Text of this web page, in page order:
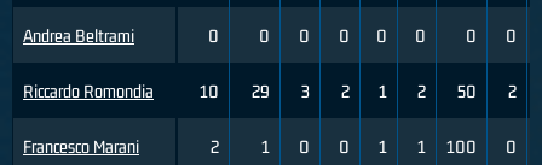
Andrea Beltrami
Riccardo Romondia
Francesco Marani
0 0 0 0 0 0 0 0
10 29 3 2 1 2 50 2
2 1 0 0 1 1 100 0